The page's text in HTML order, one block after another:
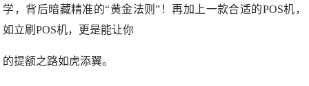
学，背后暗藏精准的“黄金法则”！再加上一款合适的POS机，
如立刷POS机，更是能让你
的提额之路如虎添翼。